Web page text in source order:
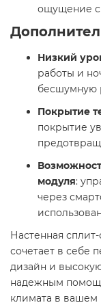
ощущение
Низкий
работы и
бесшумную
Покрытие
покрытие
модуля:
через
Настенная
сочетает в себе
дизайн и
надежным
климата в